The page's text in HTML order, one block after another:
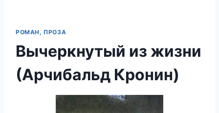
РОМАН, ПРОЗА
Вычеркнутый из жизни
(Арчибальд Кронин)